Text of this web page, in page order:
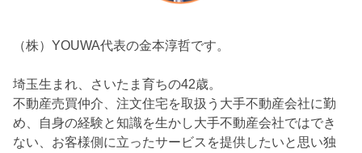
（株）YOUWA代表の金本淳哲です。
埼玉生まれ、さいたま育ちの42歳。
不動産売買仲介、注文住宅を取扱う大手不動産会社に勤
め、自身の経験と知識を生かし大手不動産会社ではでき
ない、お客様側に立ったサービスを提供したいと思い独